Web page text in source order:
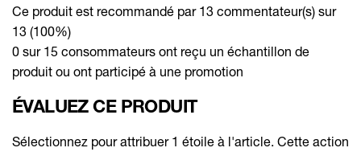
Ce produit est recommandé par 13 commentateur(s) sur
13 (100%)
0 sur 15 consommateurs ont reçu un échantillon de
produit ou ont participé à une promotion
ÉVALUEZ CE PRODUIT
Sélectionnez pour attribuer 1 étoile à l'article. Cette action